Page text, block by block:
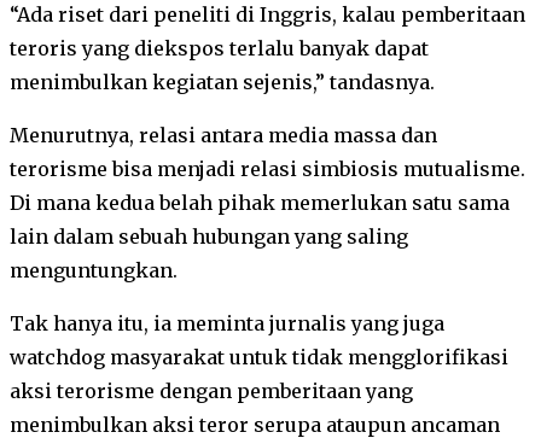
“Ada riset dari peneliti di Inggris, kalau pemberitaan
teroris yang diekspos terlalu banyak dapat
menimbulkan kegiatan sejenis,” tandasnya.
Menurutnya, relasi antara media massa dan
terorisme bisa menjadi relasi simbiosis mutualisme.
Di mana kedua belah pihak memerlukan satu sama
lain dalam sebuah hubungan yang saling
menguntungkan.
Tak hanya itu, ia meminta jurnalis yang juga
watchdog masyarakat untuk tidak mengglorifikasi
aksi terorisme dengan pemberitaan yang
menimbulkan aksi teror serupa ataupun ancaman